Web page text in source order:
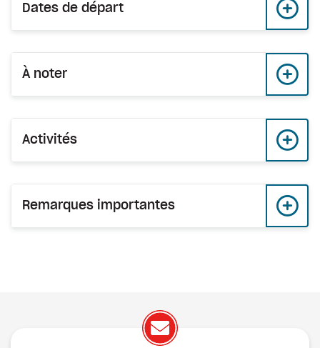
Dates de départ
À noter
Activités
Remarques importantes